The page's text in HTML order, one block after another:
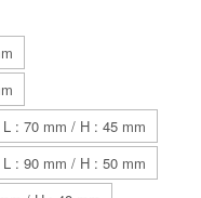
: 70 mm / H : 45 mm
: 90 mm / H : 50 mm